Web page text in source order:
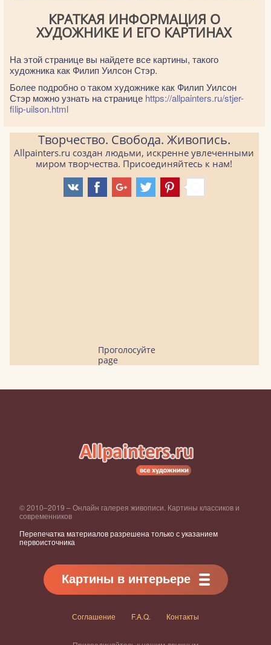
КРАТКАЯ ИНФОРМАЦИЯ О
ХУДОЖНИКЕ И ЕГО КАРТИНАХ
На этой странице вы найдете все картины, такого
художника как Филип Уилсон Стэр.
Более подробно о таком художнике как Филип Уилсон
Стэр можно узнать на странице https://allpainters.ru/stjer-
filip-uilson.html
Творчество. Свобода. Живопись.
Allpainters.ru создан людьми, искренне увлеченными
миром творчества. Присоединяйтесь к нам!
Проголосуйте
page
© 2010–2019 – Онлайн галерея живописи. Картины классиков и
современников
Перепечатка материалов разрешена только с указанием
первоисточника
Картины в интерьере
Соглашение F.A.Q. Контакты